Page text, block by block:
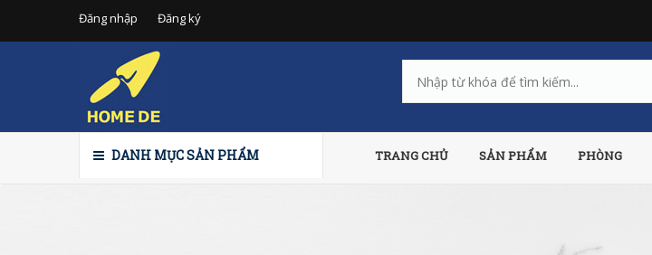
Đăng nhập Đăng ký
DANH MỤC SẢN PHẨM TRANG CHỦ SẢN PHẨM PHÒNG